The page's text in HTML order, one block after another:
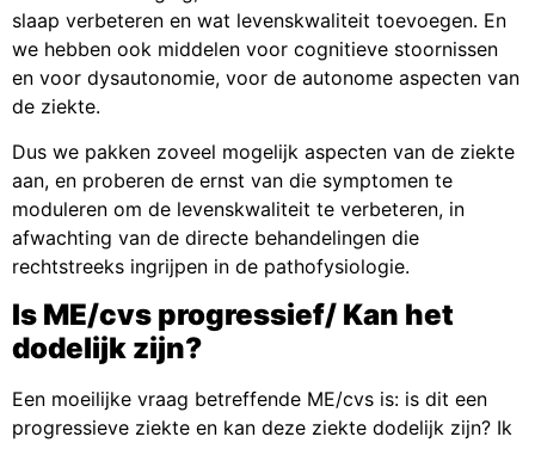
slaap verbeteren en wat levenskwaliteit toevoegen. En
we hebben ook middelen voor cognitieve stoornissen
en voor dysautonomie, voor de autonome aspecten van
de ziekte.
Dus we pakken zoveel mogelijk aspecten van de ziekte
aan, en proberen de ernst van die symptomen te
moduleren om de levenskwaliteit te verbeteren, in
afwachting van de directe behandelingen die
rechtstreeks ingrijpen in de pathofysiologie.
Is ME/cvs progressief/ Kan het
dodelijk zijn?
Een moeilijke vraag betreffende ME/cvs is: is dit een
progressieve ziekte en kan deze ziekte dodelijk zijn? Ik